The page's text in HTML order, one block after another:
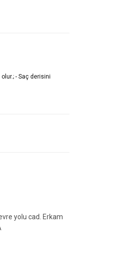
- Saç derisini
yolu cad. Erkam